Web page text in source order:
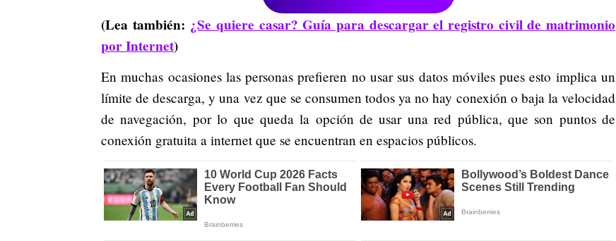
(Lea también: ¿Se quiere casar? Guía para descargar el registro civil de matrimonio
por Internet)
En muchas ocasiones las personas prefieren no usar sus datos móviles pues esto implica un
límite de descarga, y una vez que se consumen todos ya no hay conexión o baja la velocidad
de navegación, por lo que queda la opción de usar una red pública, que son puntos de
conexión gratuita a internet que se encuentran en espacios públicos.